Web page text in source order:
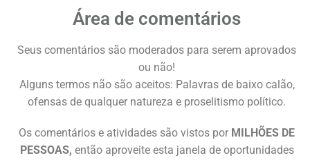
Área de comentários
Seus comentários são moderados para serem aprovados
ou não!
Alguns termos não são aceitos: Palavras de baixo calão,
ofensas de qualquer natureza e proselitismo político.
Os comentários e atividades são vistos por MILHÕES DE
PESSOAS, então aproveite esta janela de oportunidades